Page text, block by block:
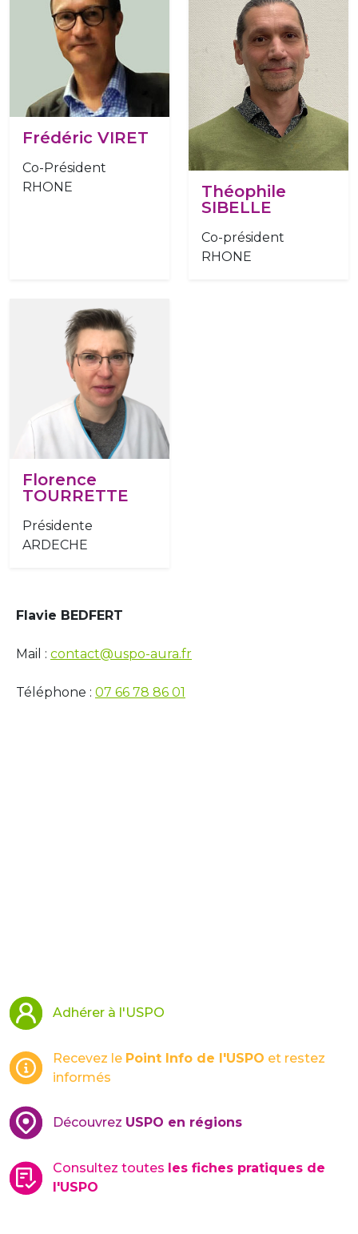
Frédéric VIRET
Co-Président
RHONE
Théophile
SIBELLE
Co-président
RHONE
Florence
TOURRETTE
Présidente
ARDECHE
Flavie BEDFERT
Mail : contact@uspo-aura.fr
Téléphone : 07 66 78 86 01
Adhérer à l'USPO
Recevez le Point Info de l'USPO et restez
informés
Découvrez USPO en régions
Consultez toutes les fiches pratiques de
l'USPO